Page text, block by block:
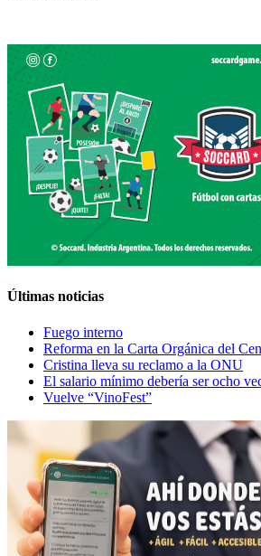
Últimas noticias
Fuego interno
Reforma en la Carta Orgánica del
Cristina lleva su reclamo a la ONU
El salario mínimo debería ser ocho
Vuelve “VinoFest”